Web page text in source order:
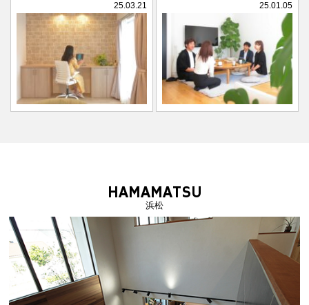
25.03.21 25.01.05
HAMAMATSU
浜松